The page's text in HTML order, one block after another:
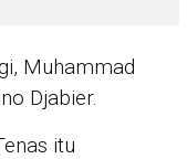
Muhammad
Djabier.
itu